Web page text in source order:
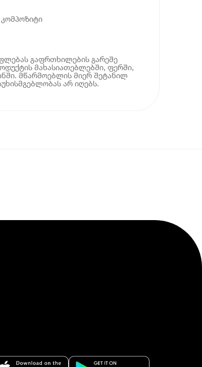
გაფრთხილების გარეშე
მახასიათებლებში, ფერში,
მწარმოებლის მიერ შეტანილ
არ იღებს.